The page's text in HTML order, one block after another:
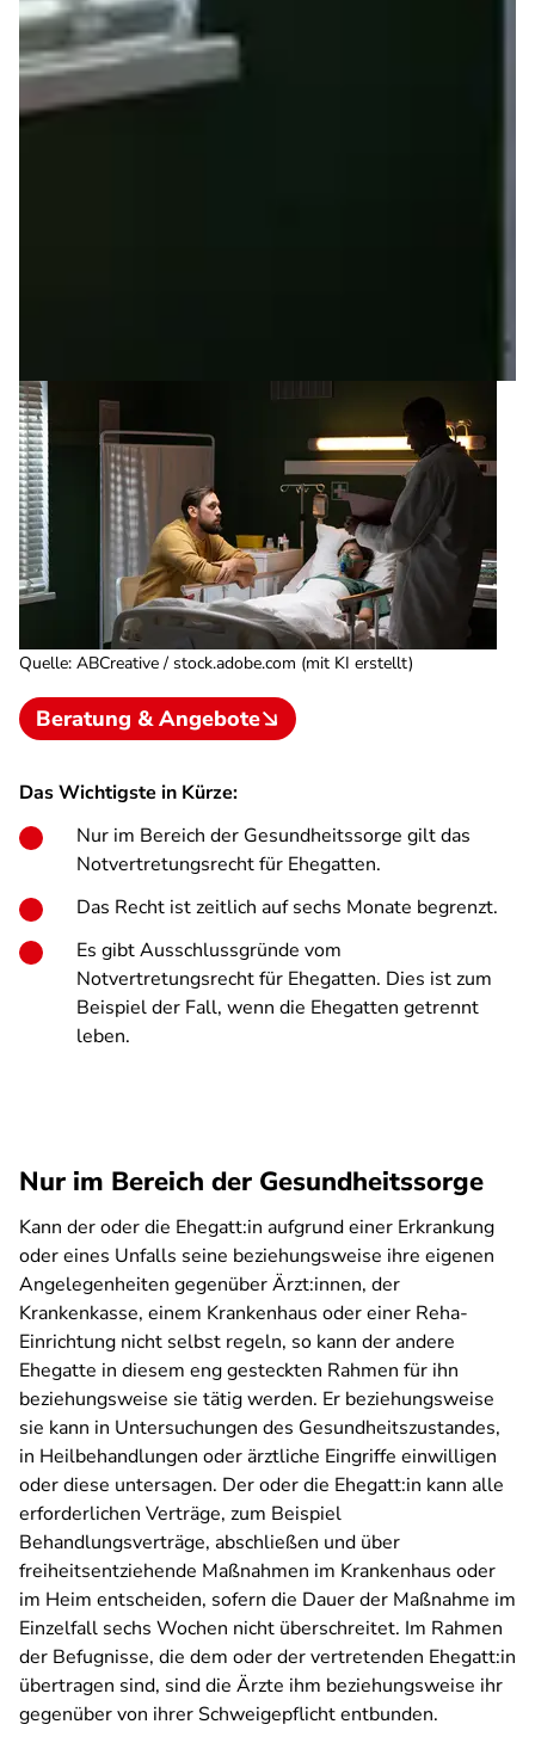
Quelle: ABCreative / stock.adobe.com (mit KI erstellt)
Beratung & Angebote
Das Wichtigste in Kürze:
Nur im Bereich der Gesundheitssorge gilt das
Notvertretungsrecht für Ehegatten.
Das Recht ist zeitlich auf sechs Monate begrenzt.
Es gibt Ausschlussgründe vom
Notvertretungsrecht für Ehegatten. Dies ist zum
Beispiel der Fall, wenn die Ehegatten getrennt
leben.
Nur im Bereich der Gesundheitssorge
Kann der oder die Ehegatt:in aufgrund einer Erkrankung
oder eines Unfalls seine beziehungsweise ihre eigenen
Angelegenheiten gegenüber Ärzt:innen, der
Krankenkasse, einem Krankenhaus oder einer Reha-
Einrichtung nicht selbst regeln, so kann der andere
Ehegatte in diesem eng gesteckten Rahmen für ihn
beziehungsweise sie tätig werden. Er beziehungsweise
sie kann in Untersuchungen des Gesundheitszustandes,
in Heilbehandlungen oder ärztliche Eingriffe einwilligen
oder diese untersagen. Der oder die Ehegatt:in kann alle
erforderlichen Verträge, zum Beispiel
Behandlungsverträge, abschließen und über
freiheitsentziehende Maßnahmen im Krankenhaus oder
im Heim entscheiden, sofern die Dauer der Maßnahme im
Einzelfall sechs Wochen nicht überschreitet. Im Rahmen
der Befugnisse, die dem oder der vertretenden Ehegatt:in
übertragen sind, sind die Ärzte ihm beziehungsweise ihr
gegenüber von ihrer Schweigepflicht entbunden.